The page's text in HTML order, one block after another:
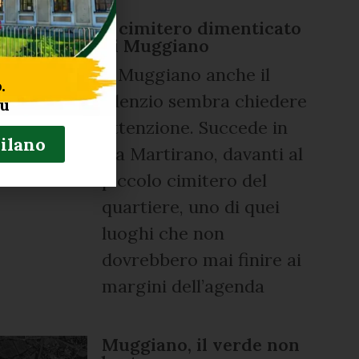
Il cimitero dimenticato
di Muggiano
A Muggiano anche il
silenzio sembra chiedere
attenzione. Succede in
via Martirano, davanti al
piccolo cimitero del
quartiere, uno di quei
luoghi che non
dovrebbero mai finire ai
margini dell’agenda
Muggiano, il verde non